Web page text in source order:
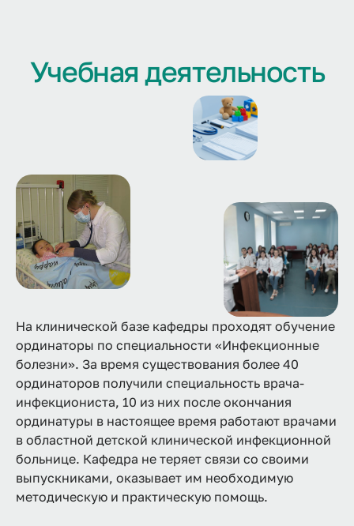
Учебная деятельность
На клинической базе кафедры проходят обучение
ординаторы по специальности «Инфекционные
болезни». За время существования более 40
ординаторов получили специальность врача-
инфекциониста, 10 из них после окончания
ординатуры в настоящее время работают врачами
в областной детской клинической инфекционной
больнице. Кафедра не теряет связи со своими
выпускниками, оказывает им необходимую
методическую и практическую помощь.